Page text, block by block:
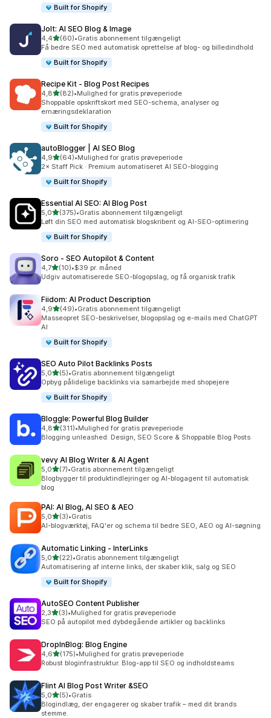
Built for Shopify
Jolt: AI SEO Blog & Image
4,4ud af 5 stjerner
(60)
60 anmeldelser i alt
•Gratis abonnement tilgængeligt
Få bedre SEO med automatisk oprettelse af blog- og billedindhold
Built for Shopify
Recipe Kit ‑ Blog Post Recipes
4,8ud af 5 stjerner
(82)
82 anmeldelser i alt
•Mulighed for gratis prøveperiode
Shoppable opskriftskort med SEO-schema, analyser og
ernæringsdeklaration
Built for Shopify
autoBlogger | AI SEO Blog
4,9ud af 5 stjerner
(64)
64 anmeldelser i alt
•Mulighed for gratis prøveperiode
2× Staff Pick · Premium automatiseret AI SEO-blogging
Built for Shopify
Essential AI SEO: AI Blog Post
5,0ud af 5 stjerner
(375)
375 anmeldelser i alt
•Gratis abonnement tilgængeligt
Løft din SEO med automatisk blogskribent og AI-SEO-optimering
Built for Shopify
Soro ‑ SEO Autopilot & Content
4,7ud af 5 stjerner
(10)
10 anmeldelser i alt
•$39 pr. måned
Udgiv automatiserede SEO-blogopslag, og få organisk trafik
Fiidom: AI Product Description
4,9ud af 5 stjerner
(49)
49 anmeldelser i alt
•Gratis abonnement tilgængeligt
Masseopret SEO-beskrivelser, blogopslag og e-mails med ChatGPT
AI
Built for Shopify
SEO Auto Pilot Backlinks Posts
5,0ud af 5 stjerner
(5)
5 anmeldelser i alt
•Gratis abonnement tilgængeligt
Opbyg pålidelige backlinks via samarbejde med shopejere
Built for Shopify
Bloggle: Powerful Blog Builder
4,8ud af 5 stjerner
(311)
311 anmeldelser i alt
•Mulighed for gratis prøveperiode
Blogging unleashed: Design, SEO Score & Shoppable Blog Posts
vevy AI Blog Writer & AI Agent
5,0ud af 5 stjerner
(7)
7 anmeldelser i alt
•Gratis abonnement tilgængeligt
Blogbygger til produktindlejringer og AI-blogagent til automatisk
blog
PAI: AI Blog, AI SEO & AEO
5,0ud af 5 stjerner
(3)
3 anmeldelser i alt
•Gratis
AI-blogværktøj, FAQ'er og schema til bedre SEO, AEO og AI-søgning
Automatic Linking ‑ InterLinks
5,0ud af 5 stjerner
(22)
22 anmeldelser i alt
•Gratis abonnement tilgængeligt
Automatisering af interne links, der skaber klik, salg og SEO
Built for Shopify
AutoSEO Content Publisher
2,3ud af 5 stjerner
(3)
3 anmeldelser i alt
•Mulighed for gratis prøveperiode
SEO på autopilot med dybdegående artikler og backlinks
DropInBlog: Blog Engine
4,6ud af 5 stjerner
(175)
175 anmeldelser i alt
•Mulighed for gratis prøveperiode
Robust bloginfrastruktur. Blog-app til SEO og indholdsteams
Flint AI Blog Post Writer &SEO
5,0ud af 5 stjerner
(5)
5 anmeldelser i alt
•Gratis
Blogindlæg, der engagerer og skaber trafik – med dit brands
stemme.